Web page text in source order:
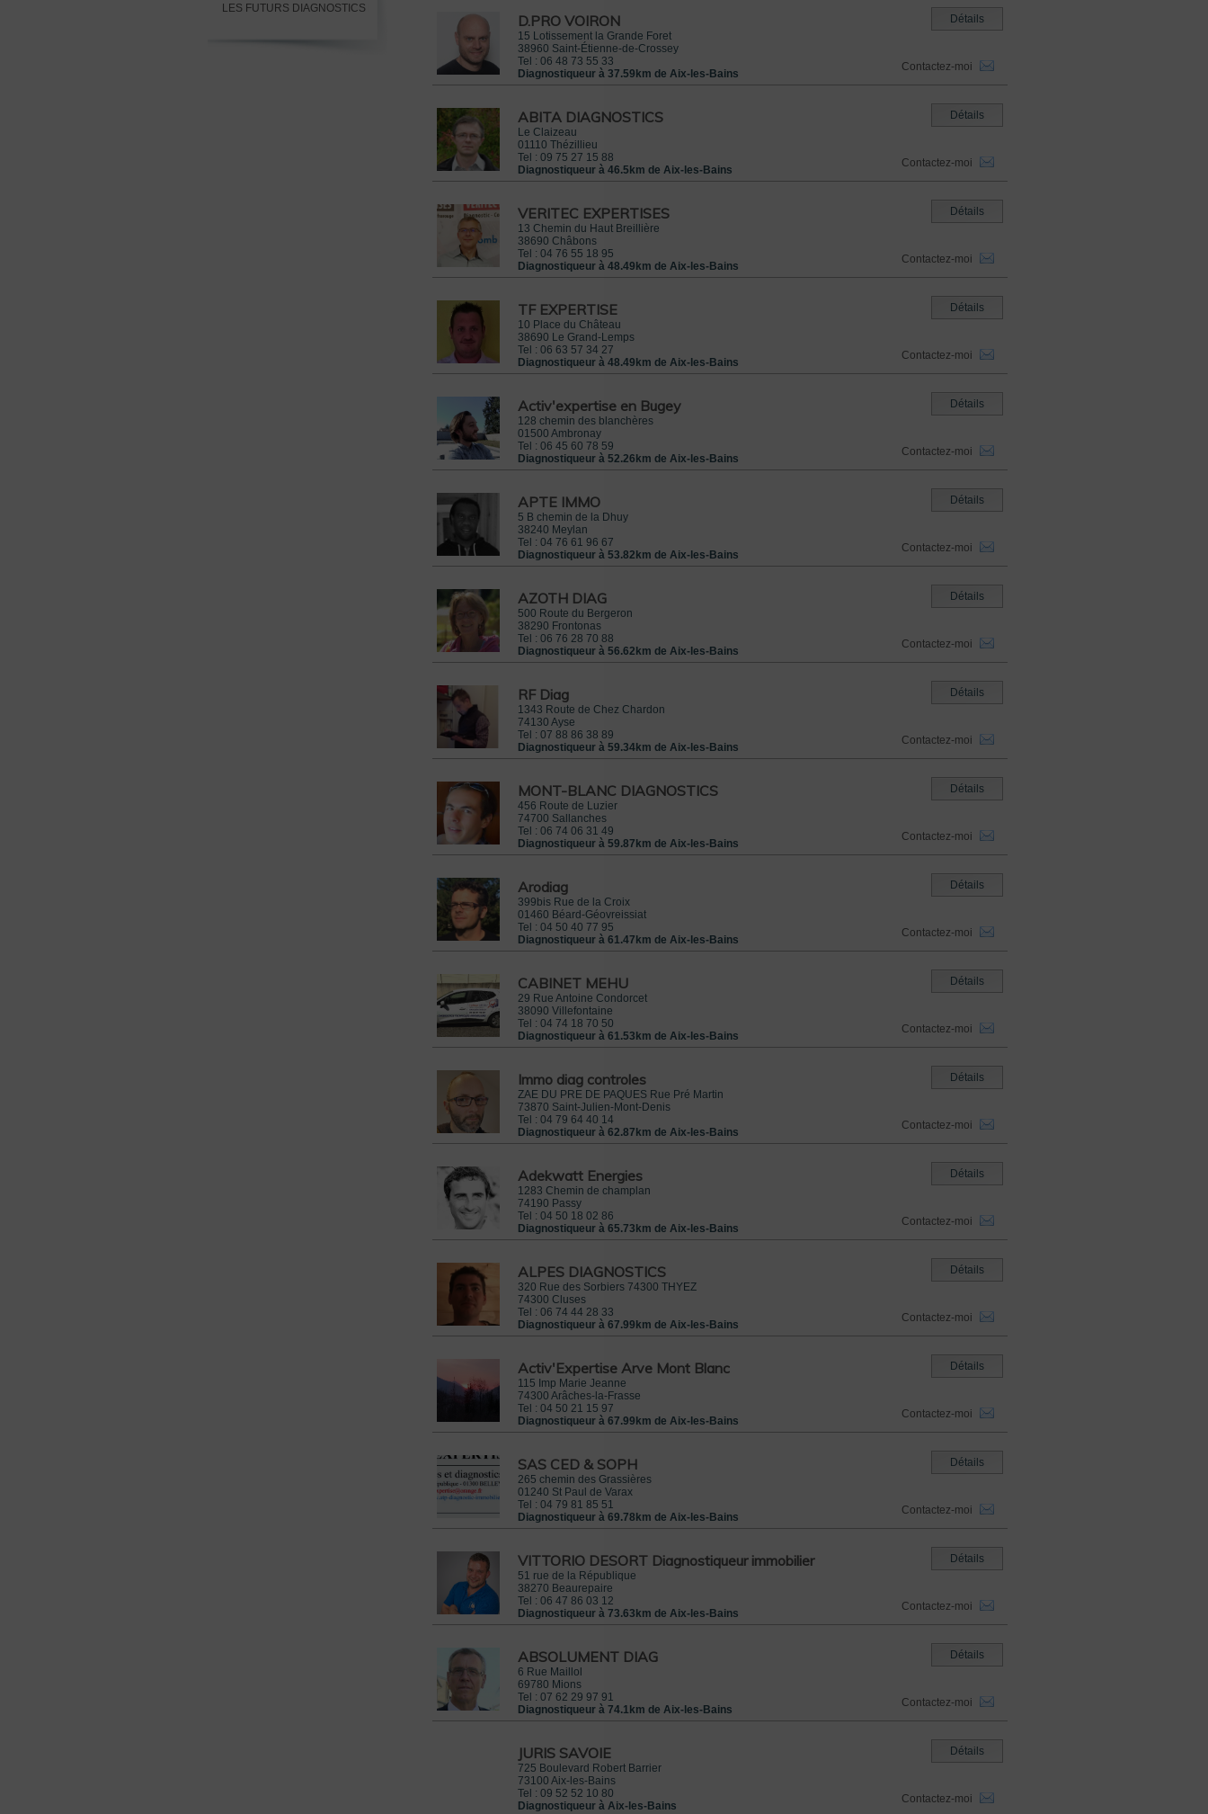
LES FUTURS DIAGNOSTICS LOCATIFS
D.PRO VOIRON
15 Lotissement la Grande Foret
38960 Saint-Étienne-de-Crossey
Tel : 06 48 73 55 33
Diagnostiqueur à 37.59km de Aix-les-Bains
Détails
Contactez-moi
ABITA DIAGNOSTICS
Le Claizeau
01110 Thézillieu
Tel : 09 75 27 15 88
Diagnostiqueur à 46.5km de Aix-les-Bains
Détails
Contactez-moi
VERITEC EXPERTISES
13 Chemin du Haut Breillière
38690 Châbons
Tel : 04 76 55 18 95
Diagnostiqueur à 48.49km de Aix-les-Bains
Détails
Contactez-moi
TF EXPERTISE
10 Place du Château
38690 Le Grand-Lemps
Tel : 06 63 57 34 27
Diagnostiqueur à 48.49km de Aix-les-Bains
Détails
Contactez-moi
Activ'expertise en Bugey
128 chemin des blanchères
01500 Ambronay
Tel : 06 45 60 78 59
Diagnostiqueur à 52.26km de Aix-les-Bains
Détails
Contactez-moi
APTE IMMO
5 B chemin de la Dhuy
38240 Meylan
Tel : 04 76 61 96 67
Diagnostiqueur à 53.82km de Aix-les-Bains
Détails
Contactez-moi
AZOTH DIAG
500 Route du Bergeron
38290 Frontonas
Tel : 06 76 28 70 88
Diagnostiqueur à 56.62km de Aix-les-Bains
Détails
Contactez-moi
RF Diag
1343 Route de Chez Chardon
74130 Ayse
Tel : 07 88 86 38 89
Diagnostiqueur à 59.34km de Aix-les-Bains
Détails
Contactez-moi
MONT-BLANC DIAGNOSTICS
456 Route de Luzier
74700 Sallanches
Tel : 06 74 06 31 49
Diagnostiqueur à 59.87km de Aix-les-Bains
Détails
Contactez-moi
Arodiag
399bis Rue de la Croix
01460 Béard-Géovreissiat
Tel : 04 50 40 77 95
Diagnostiqueur à 61.47km de Aix-les-Bains
Détails
Contactez-moi
CABINET MEHU
29 Rue Antoine Condorcet
38090 Villefontaine
Tel : 04 74 18 70 50
Diagnostiqueur à 61.53km de Aix-les-Bains
Détails
Contactez-moi
Immo diag controles
ZAE DU PRE DE PAQUES Rue Pré Martin
73870 Saint-Julien-Mont-Denis
Tel : 04 79 64 40 14
Diagnostiqueur à 62.87km de Aix-les-Bains
Détails
Contactez-moi
Adekwatt Energies
1283 Chemin de champlan
74190 Passy
Tel : 04 50 18 02 86
Diagnostiqueur à 65.73km de Aix-les-Bains
Détails
Contactez-moi
ALPES DIAGNOSTICS
320 Rue des Sorbiers 74300 THYEZ
74300 Cluses
Tel : 06 74 44 28 33
Diagnostiqueur à 67.99km de Aix-les-Bains
Détails
Contactez-moi
Activ'Expertise Arve Mont Blanc
115 Imp Marie Jeanne
74300 Arâches-la-Frasse
Tel : 04 50 21 15 97
Diagnostiqueur à 67.99km de Aix-les-Bains
Détails
Contactez-moi
SAS CED & SOPH
265 chemin des Grassières
01240 St Paul de Varax
Tel : 04 79 81 85 51
Diagnostiqueur à 69.78km de Aix-les-Bains
Détails
Contactez-moi
VITTORIO DESORT Diagnostiqueur immobilier
51 rue de la République
38270 Beaurepaire
Tel : 06 47 86 03 12
Diagnostiqueur à 73.63km de Aix-les-Bains
Détails
Contactez-moi
ABSOLUMENT DIAG
6 Rue Maillol
69780 Mions
Tel : 07 62 29 97 91
Diagnostiqueur à 74.1km de Aix-les-Bains
Détails
Contactez-moi
JURIS SAVOIE
725 Boulevard Robert Barrier
73100 Aix-les-Bains
Tel : 09 52 52 10 80
Diagnostiqueur à Aix-les-Bains
Détails
Contactez-moi